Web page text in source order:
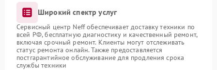
Широкий спектр услуг
Сервисный центр Neff обеспечивает доставку техники по
всей РФ, бесплатную диагностику и качественный ремонт,
включая срочный ремонт. Клиенты могут отслеживать
статус ремонта онлайн. Также предоставляется
постгарантийное обслуживание для продления срока
службы техники